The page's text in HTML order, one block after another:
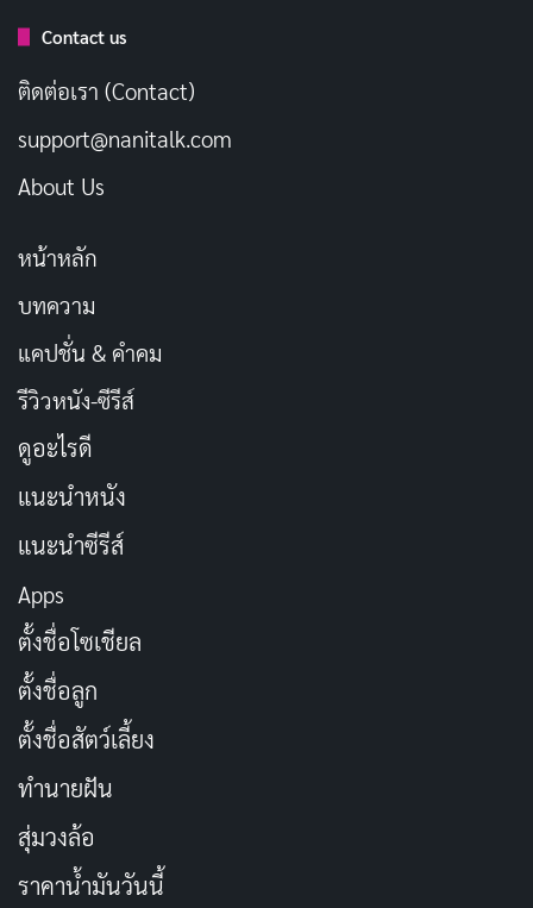
การกำกับของ Vikramaditya Motwane สามารถสร้างความ
ลื่นไหลให้กับเรื่องราวได้อย่างยอดเยี่ยม หนังนี้มีลักษณะของ
การใช้มุมมองแบบ ‘computer screen film’ ที่ผสมผสาน
ตึงเครียดและความลึกลับที่นำเสนอได้อย่างดี โดยเนื้อเรื่อง
สามารถทำให้ผู้ชมรู้สึกถึงความกดดันและความไม่ปลอดภัย
ในโลกที่เทคโนโลยีมีบทบาทสำคัญในชีวิตของทุกคน
CTRL นำเสนอเรื่องราวที่เตือนใจเกี่ยวกับความอันตราย
ของการปล่อยให้เทคโนโลยีเข้ามามีอำนาจมากเกินไปใน
ชีวิต การละเลยความปลอดภัยในโลกดิจิทัลและการให้สิทธิ์
เข้าถึงข้อมูลส่วนตัวมากเกินไปเป็นประเด็นสำคัญที่หนัง
ต้องการให้ผู้ชมตระหนัก ความสามารถของ AI ในการ
ควบคุมชีวิตและการปกปิดเจตนาร้ายขององค์กรในเรื่อง
ทำให้เนื้อเรื่องน่าตื่นเต้นและสะท้อนความเป็นจริงของ
การที่ Nella ไม่สามารถปกป้องตัวเองจากอันตรายที่เกิดขึ้น
Contact us
ติดต่อเรา (Contact)
support@nanitalk.com
About Us
หน้าหลัก
บทความ
แคปชั่น & คำคม
รีวิวหนัง-ซีรีส์
ดูอะไรดี
แนะนำหนัง
แนะนำซีรีส์
Apps
ตั้งชื่อโซเชียล
ตั้งชื่อลูก
ตั้งชื่อสัตว์เลี้ยง
ทำนายฝัน
สุ่มวงล้อ
ราคาน้ำมันวันนี้